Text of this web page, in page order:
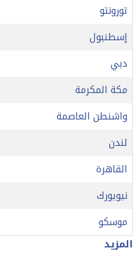
تورونتو
إسطنبول
دبي
مكة المكرمة
واشنطن العاصمة
لندن
القاهرة
نيويورك
موسكو
المزيد